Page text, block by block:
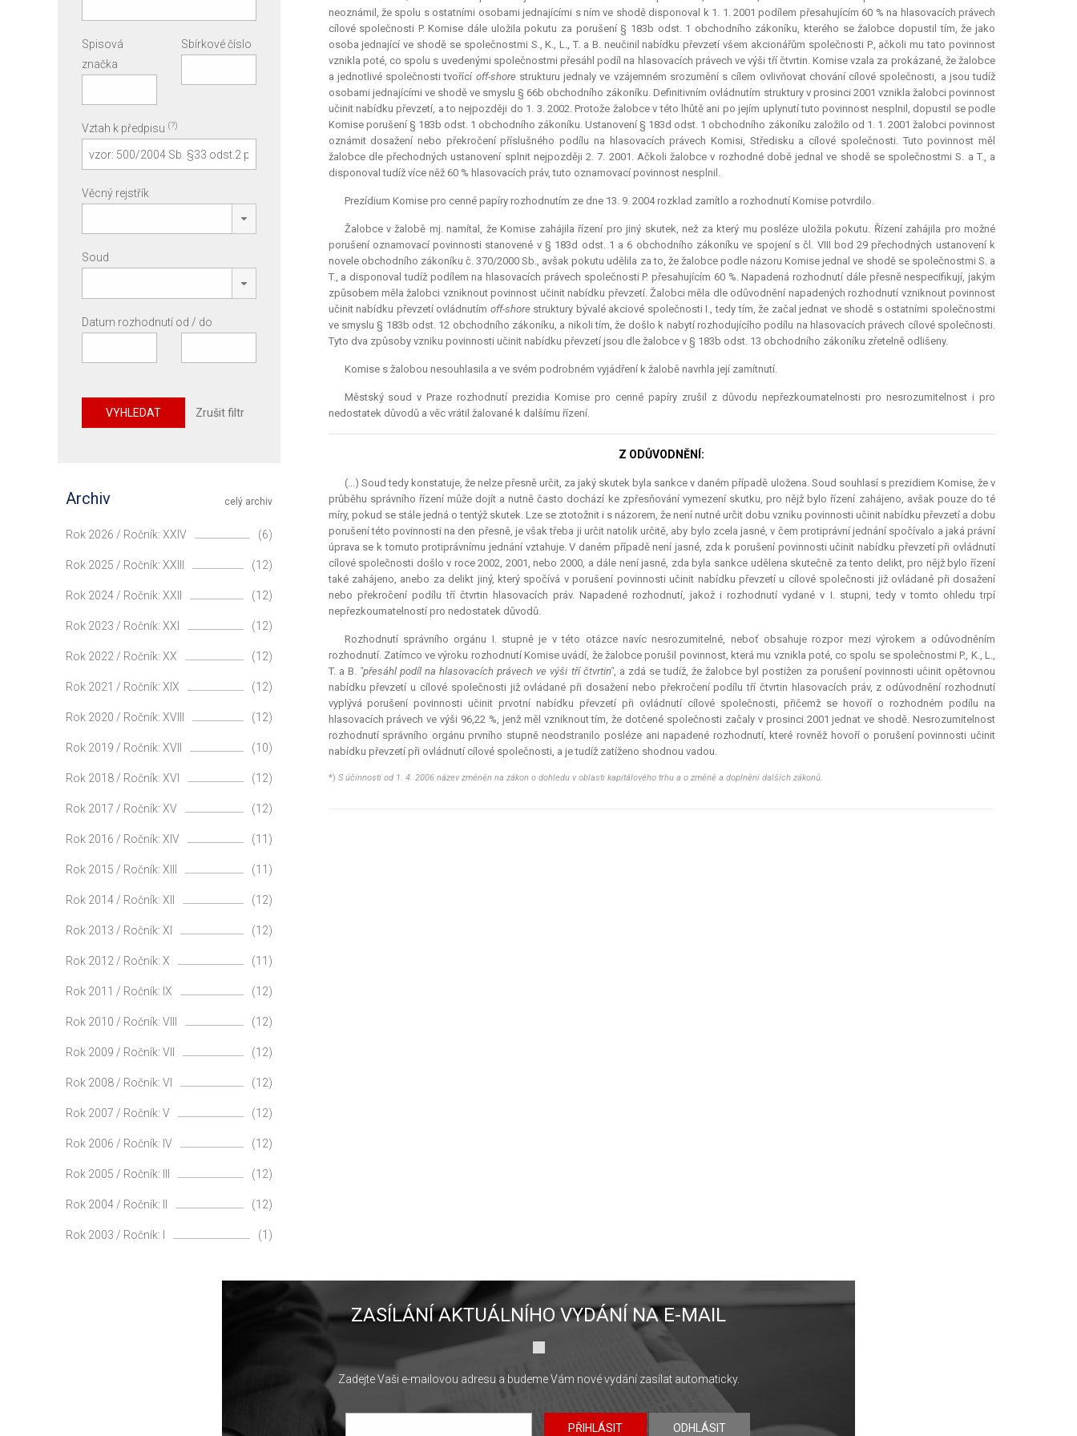
neoznámil, že spolu s ostatními osobami jednajícími s ním ve shodě disponoval k 1. 1. 2001 podílem přesahujícím 60 % na hlasovacích právech
cílové společnosti P. Komise dále uložila pokutu za porušení § 183b odst. 1 obchodního zákoníku, kterého se žalobce dopustil tím, že jako
osoba jednající ve shodě se společnostmi S., K., L., T. a B. neučinil nabídku převzetí všem akcionářům společnosti P., ačkoli mu tato povinnost
vznikla poté, co spolu s uvedenými společnostmi přesáhl podíl na hlasovacích právech ve výši tří čtvrtin. Komise vzala za prokázané, že žalobce
a jednotlivé společnosti tvořící off-shorestrukturu jednaly ve vzájemném srozumění s cílem ovlivňovat chování cílové společnosti, a jsou tudíž
osobami jednajícími ve shodě ve smyslu § 66b obchodního zákoníku. Definitivním ovládnutím struktury v prosinci 2001 vznikla žalobci povinnost
učinit nabídku převzetí, a to nejpozději do 1. 3. 2002. Protože žalobce v této lhůtě ani po jejím uplynutí tuto povinnost nesplnil, dopustil se podle
Komise porušení § 183b odst. 1 obchodního zákoníku. Ustanovení § 183d odst. 1 obchodního zákoníku založilo od 1. 1. 2001 žalobci povinnost
oznámit dosažení nebo překročení příslušného podílu na hlasovacích právech Komisi, Středisku a cílové společnosti. Tuto povinnost měl
žalobce dle přechodných ustanovení splnit nejpozději 2. 7. 2001. Ačkoli žalobce v rozhodné době jednal ve shodě se společnostmi S. a T., a
disponoval tudíž více něž 60 % hlasovacích práv, tuto oznamovací povinnost nesplnil.
Prezídium Komise pro cenné papíry rozhodnutím ze dne 13. 9. 2004 rozklad zamítlo a rozhodnutí Komise potvrdilo.
Žalobce v žalobě mj. namítal, že Komise zahájila řízení pro jiný skutek, než za který mu posléze uložila pokutu. Řízení zahájila pro možné
porušení oznamovací povinnosti stanovené v § 183d odst. 1 a 6 obchodního zákoníku ve spojení s čl. VIII bod 29 přechodných ustanovení k
novele obchodního zákoníku č. 370/2000 Sb., avšak pokutu udělila za to, že žalobce podle názoru Komise jednal ve shodě se společnostmi S. a
T., a disponoval tudíž podílem na hlasovacích právech společnosti P. přesahujícím 60 %. Napadená rozhodnutí dále přesně nespecifikují, jakým
způsobem měla žalobci vzniknout povinnost učinit nabídku převzetí. Žalobci měla dle odůvodnění napadených rozhodnutí vzniknout povinnost
učinit nabídku převzetí ovládnutím off-shorestruktury bývalé akciové společnosti I., tedy tím, že začal jednat ve shodě s ostatními společnostmi
ve smyslu § 183b odst. 12 obchodního zákoníku, a nikoli tím, že došlo k nabytí rozhodujícího podílu na hlasovacích právech cílové společnosti.
Tyto dva způsoby vzniku povinnosti učinit nabídku převzetí jsou dle žalobce v § 183b odst. 13 obchodního zákoníku zřetelně odlišeny.
Komise s žalobou nesouhlasila a ve svém podrobném vyjádření k žalobě navrhla její zamítnutí.
Městský soud v Praze rozhodnutí prezidia Komise pro cenné papíry zrušil z důvodu nepřezkoumatelnosti pro nesrozumitelnost i pro
nedostatek důvodů a věc vrátil žalované k dalšímu řízení.
Z ODŮVODNĚNÍ:
(...) Soud tedy konstatuje, že nelze přesně určit, za jaký skutek byla sankce v daném případě uložena. Soud souhlasí s prezidiem Komise, že v
průběhu správního řízení může dojít a nutně často dochází ke zpřesňování vymezení skutku, pro nějž bylo řízení zahájeno, avšak pouze do té
míry, pokud se stále jedná o tentýž skutek. Lze se ztotožnit i s názorem, že není nutné určit dobu vzniku povinnosti učinit nabídku převzetí a dobu
porušení této povinnosti na den přesně, je však třeba ji určit natolik určitě, aby bylo zcela jasné, v čem protiprávní jednání spočívalo a jaká právní
úprava se k tomuto protiprávnímu jednání vztahuje. V daném případě není jasné, zda k porušení povinnosti učinit nabídku převzetí při ovládnutí
cílové společnosti došlo v roce 2002, 2001, nebo 2000, a dále není jasné, zda byla sankce udělena skutečně za tento delikt, pro nějž bylo řízení
také zahájeno, anebo za delikt jiný, který spočívá v porušení povinnosti učinit nabídku převzetí u cílové společnosti již ovládané při dosažení
nebo překročení podílu tří čtvrtin hlasovacích práv. Napadené rozhodnutí, jakož i rozhodnutí vydané v I. stupni, tedy v tomto ohledu trpí
nepřezkoumatelností pro nedostatek důvodů.
Rozhodnutí správního orgánu I. stupně je v této otázce navíc nesrozumitelné, neboť obsahuje rozpor mezi výrokem a odůvodněním
rozhodnutí. Zatímco ve výroku rozhodnutí Komise uvádí, že žalobce porušil povinnost, která mu vznikla poté, co spolu se společnostmi P., K., L.,
T. a B. "přesáhl podíl na hlasovacích právech ve výši tří čtvrtin", a zdá se tudíž, že žalobce byl postižen za porušení povinnosti učinit opětovnou
nabídku převzetí u cílové společnosti již ovládané při dosažení nebo překročení podílu tří čtvrtin hlasovacích práv, z odůvodnění rozhodnutí
vyplývá porušení povinnosti učinit prvotní nabídku převzetí při ovládnutí cílové společnosti, přičemž se hovoří o rozhodném podílu na
hlasovacích právech ve výši 96,22 %, jenž měl vzniknout tím, že dotčené společnosti začaly v prosinci 2001 jednat ve shodě. Nesrozumitelnost
rozhodnutí správního orgánu prvního stupně neodstranilo posléze ani napadené rozhodnutí, které rovněž hovoří o porušení povinnosti učinit
nabídku převzetí při ovládnutí cílové společnosti, a je tudíž zatíženo shodnou vadou.
*) S účinností od 1. 4. 2006 název změněn na zákon o dohledu v oblasti kapitálového trhu a o změně a doplnění dalších zákonů.
Spisová
značka
Sbírkové číslo
Vztah k předpisu (?)
Věcný rejstřík
Soud
Datum rozhodnutí od / do
VYHLEDAT Zrušit filtr
celý archiv
Archiv
Rok 2026 / Ročník: XXIV (6)
Rok 2025 / Ročník: XXIII (12)
Rok 2024 / Ročník: XXII (12)
Rok 2023 / Ročník: XXI (12)
Rok 2022 / Ročník: XX (12)
Rok 2021 / Ročník: XIX (12)
Rok 2020 / Ročník: XVIII (12)
Rok 2019 / Ročník: XVII (10)
Rok 2018 / Ročník: XVI (12)
Rok 2017 / Ročník: XV (12)
Rok 2016 / Ročník: XIV (11)
Rok 2015 / Ročník: XIII (11)
Rok 2014 / Ročník: XII (12)
Rok 2013 / Ročník: XI (12)
Rok 2012 / Ročník: X (11)
Rok 2011 / Ročník: IX (12)
Rok 2010 / Ročník: VIII (12)
Rok 2009 / Ročník: VII (12)
Rok 2008 / Ročník: VI (12)
Rok 2007 / Ročník: V (12)
Rok 2006 / Ročník: IV (12)
Rok 2005 / Ročník: III (12)
Rok 2004 / Ročník: II (12)
Rok 2003 / Ročník: I (1)
ZASÍLÁNÍ AKTUÁLNÍHO VYDÁNÍ NA E-MAIL
Zadejte Vaši e-mailovou adresu a budeme Vám nové vydání zasílat automaticky.
PŘIHLÁSIT ODHLÁSIT